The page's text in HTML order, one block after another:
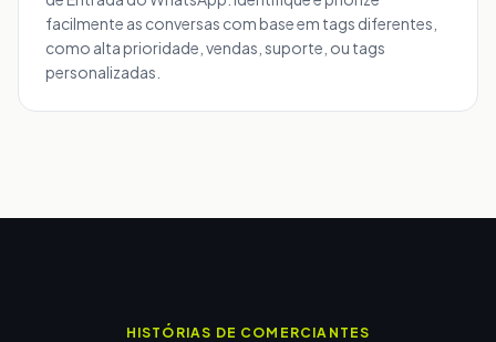
facilmente as conversas com base em tags diferentes,
como alta prioridade, vendas, suporte, ou tags
personalizadas.
HISTÓRIAS DE COMERCIANTES